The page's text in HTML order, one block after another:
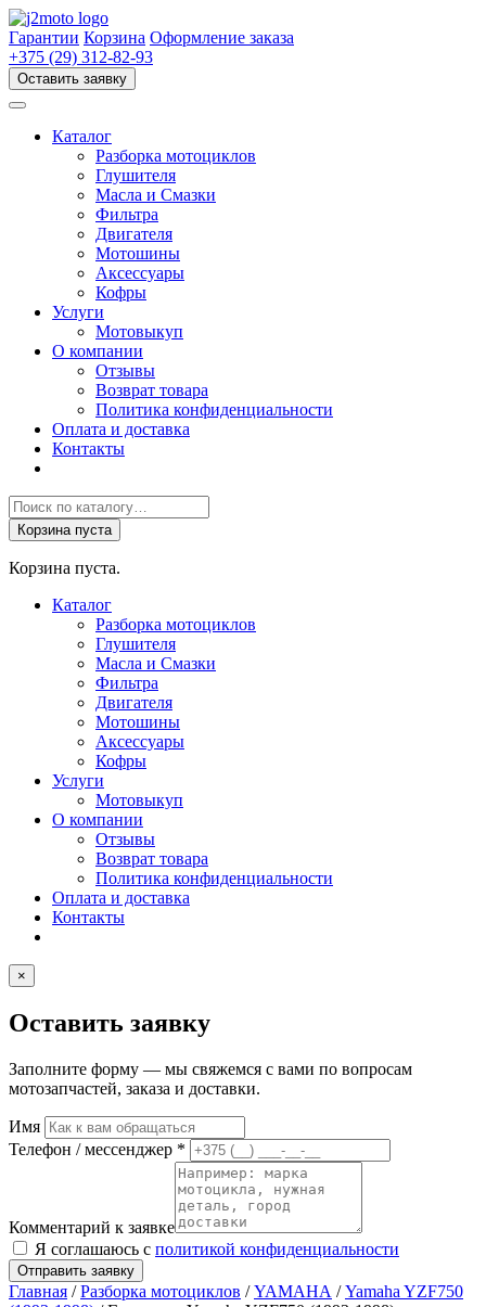
Перейти
к
содержимому
Гарантии Корзина Оформление заказа
+375 (29) 312-82-93
Оставить заявку
Каталог
Разборка мотоциклов
Глушителя
Масла и Смазки
Фильтра
Двигателя
Мотошины
Аксессуары
Кофры
Услуги
Мотовыкуп
О компании
Отзывы
Возврат товара
Политика конфиденциальности
Оплата и доставка
Контакты
Поиск
товаров
Корзина пуста
Корзина пуста.
Каталог
Разборка мотоциклов
Глушителя
Масла и Смазки
Фильтра
Двигателя
Мотошины
Аксессуары
Кофры
Услуги
Мотовыкуп
О компании
Отзывы
Возврат товара
Политика конфиденциальности
Оплата и доставка
Контакты
×
Оставить заявку
Заполните форму — мы свяжемся с вами по вопросам
мотозапчастей, заказа и доставки.
Имя
Телефон / мессенджер *
Комментарий к заявке
Я соглашаюсь с политикой конфиденциальности
Отправить заявку
Главная /Разборка мотоциклов /YAMAHA /Yamaha YZF750